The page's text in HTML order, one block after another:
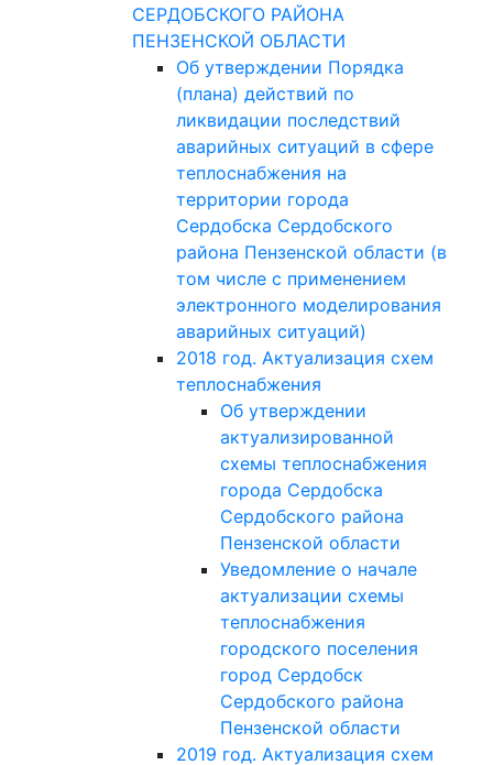
СЕРДОБСКОГО РАЙОНА
ПЕНЗЕНСКОЙ ОБЛАСТИ
Об утверждении Порядка
(плана) действий по
ликвидации последствий
аварийных ситуаций в сфере
теплоснабжения на
территории города
Сердобска Сердобского
района Пензенской области (в
том числе с применением
электронного моделирования
аварийных ситуаций)
2018 год. Актуализация схем
теплоснабжения
Об утверждении
актуализированной
схемы теплоснабжения
города Сердобска
Сердобского района
Пензенской области
Уведомление о начале
актуализации схемы
теплоснабжения
городского поселения
город Сердобск
Сердобского района
Пензенской области
2019 год. Актуализация схем